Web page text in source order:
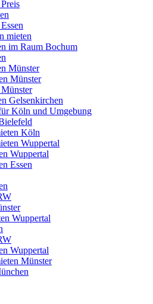
mieten
im Raum Bochum
Münster
Münster
Gelsenkirchen
Köln und Umgebung
Köln
Wuppertal
Wuppertal
Essen
Wuppertal
Wuppertal
Münster